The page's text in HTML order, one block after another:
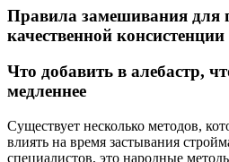
Правила замешивания для
качественной консистенции
Что добавить в алебастр,
медленнее
Существует несколько методов,
влиять на время застывания
специалистов, это народные